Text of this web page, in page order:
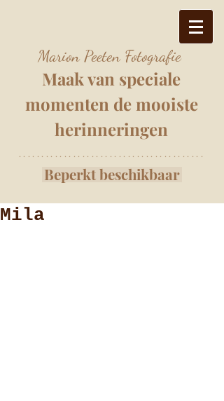
Marion Peeten Fotografie
Maak van speciale
momenten de mooiste
herinneringen
*****************************************
Beperkt beschikbaar
Mila